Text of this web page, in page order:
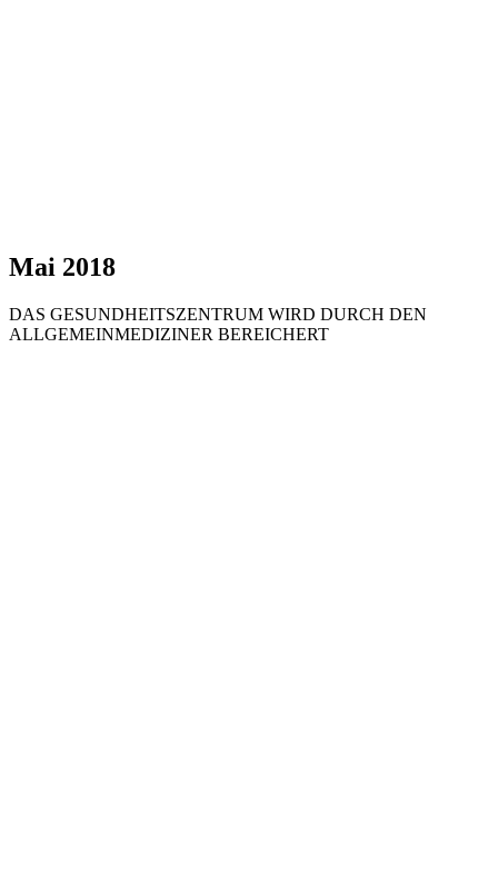
Mai 2018
DAS GESUNDHEITSZENTRUM WIRD DURCH DEN
ALLGEMEINMEDIZINER BEREICHERT